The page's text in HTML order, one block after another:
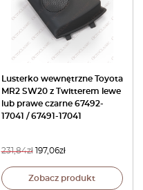
Lusterko wewnętrzne Toyota
MR2 SW20 z Twitterem lewe
lub prawe czarne 67492-
17041 / 67491-17041
231,84zł 197,06zł
Zobacz produkt